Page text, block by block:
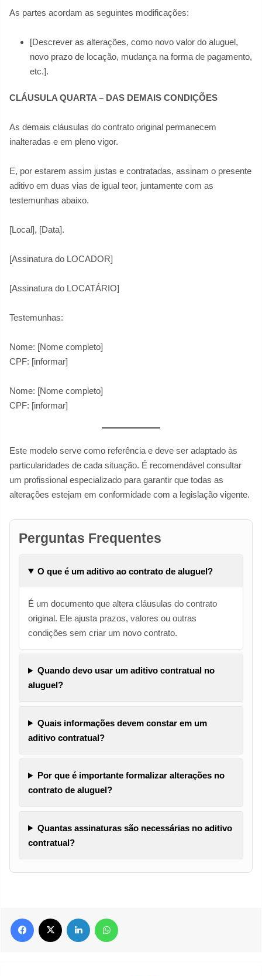
As partes acordam as seguintes modificações:
[Descrever as alterações, como novo valor do aluguel,
novo prazo de locação, mudança na forma de pagamento,
etc.].
CLÁUSULA QUARTA – DAS DEMAIS CONDIÇÕES
As demais cláusulas do contrato original permanecem
inalteradas e em pleno vigor.
E, por estarem assim justas e contratadas, assinam o presente
aditivo em duas vias de igual teor, juntamente com as
testemunhas abaixo.
[Local], [Data].
[Assinatura do LOCADOR]
[Assinatura do LOCATÁRIO]
Testemunhas:
Nome: [Nome completo]
CPF: [informar]
Nome: [Nome completo]
CPF: [informar]
Este modelo serve como referência e deve ser adaptado às
particularidades de cada situação. É recomendável consultar
um profissional especializado para garantir que todas as
alterações estejam em conformidade com a legislação vigente.
Perguntas Frequentes
O que é um aditivo ao contrato de aluguel?
É um documento que altera cláusulas do contrato
original. Ele ajusta prazos, valores ou outras
condições sem criar um novo contrato.
Quando devo usar um aditivo contratual no
aluguel?
Quais informações devem constar em um
aditivo contratual?
Por que é importante formalizar alterações no
contrato de aluguel?
Quantas assinaturas são necessárias no aditivo
contratual?
Facebook Linkedin